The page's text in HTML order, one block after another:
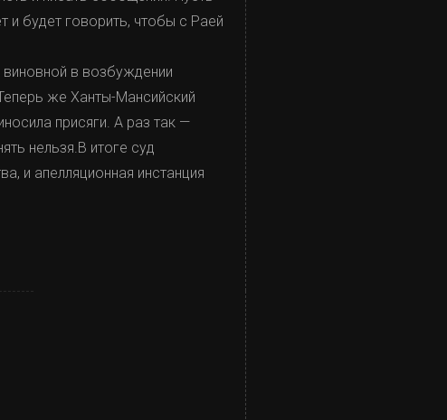
и будет говорить, чтобы с Раей
виновной в возбуждении
же Ханты-Мансийский
присяги. А раз так —
нельзя.В итоге суд
и апелляционная инстанция